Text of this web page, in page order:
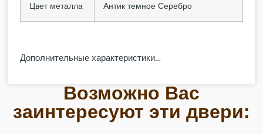
Цвет металла Антик темное Серебро
Дополнительные характеристики…
Возможно Вас
заинтересуют эти двери: